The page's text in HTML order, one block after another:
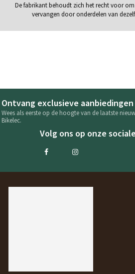
De fabrikant behoudt zich het recht voor
vervangen door onderdelen van
Ontvang exclusieve
Wees als eerste op de hoogte van de laatste
Bikelec.
Volg ons op onze